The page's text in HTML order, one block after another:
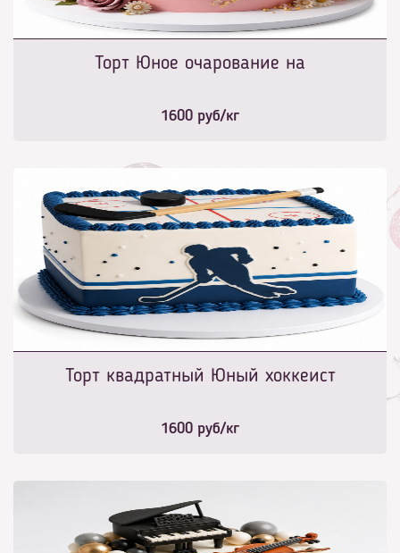
Торт Юное очарование на
1600 руб/кг
Торт квадратный Юный хоккеист
1600 руб/кг